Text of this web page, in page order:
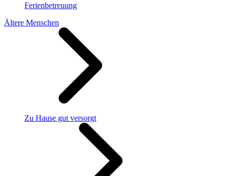
Ferienbetreuung
Ältere Menschen
Zu Hause gut versorgt